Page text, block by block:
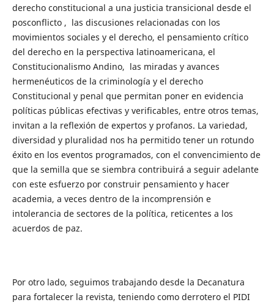
derecho constitucional a una justicia transicional desde el
posconflicto , las discusiones relacionadas con los
movimientos sociales y el derecho, el pensamiento crítico
del derecho en la perspectiva latinoamericana, el
Constitucionalismo Andino, las miradas y avances
hermenéuticos de la criminología y el derecho
Constitucional y penal que permitan poner en evidencia
políticas públicas efectivas y verificables, entre otros temas,
invitan a la reflexión de expertos y profanos. La variedad,
diversidad y pluralidad nos ha permitido tener un rotundo
éxito en los eventos programados, con el convencimiento de
que la semilla que se siembra contribuirá a seguir adelante
con este esfuerzo por construir pensamiento y hacer
academia, a veces dentro de la incomprensión e
intolerancia de sectores de la política, reticentes a los
acuerdos de paz.
Por otro lado, seguimos trabajando desde la Decanatura
para fortalecer la revista, teniendo como derrotero el PIDI